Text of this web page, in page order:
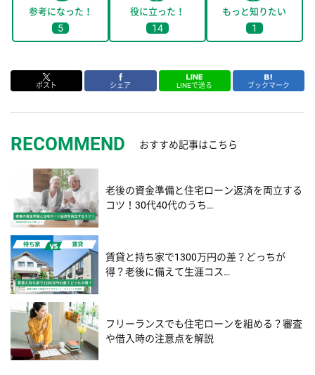
参考になった！
5
役に立った！
14
もっと知りたい
1
ポスト シェア LINEで送る ブックマーク
RECOMMEND おすすめ記事はこちら
老後の資金準備と住宅ローン返済を両立する
コツ！30代40代のうち…
賃貸と持ち家で1300万円の差？どっちが
得？老後に備えて生涯コス…
フリーランスでも住宅ローンを組める？審査
や借入時の注意点を解説